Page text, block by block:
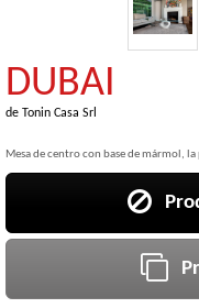
DUBAI
de Tonin Casa Srl
Mesa de centro con base de mármol,